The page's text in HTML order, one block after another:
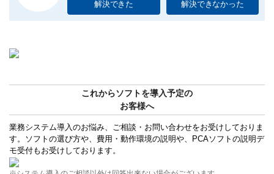
解決できた 解決できなかった
これからソフトを導入予定の
お客様へ
業務システム導入のお悩み、ご相談・お問い合わせをお受けしておりま
す。ソフトの選び方や、費用・動作環境の説明や、PCAソフトの説明デ
モ受付もお受けしております。